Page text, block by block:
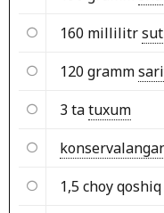
160 millilitrsut
120 gramm
3 tatuxum
1,5 choy qoshiq